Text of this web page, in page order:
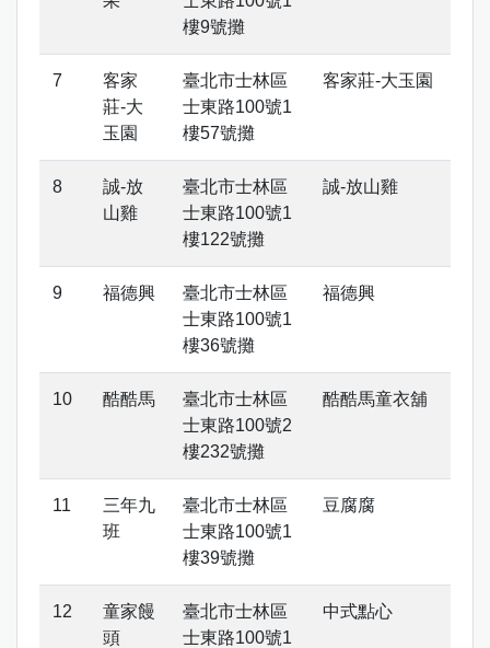
樓9號攤
客家
莊-大
玉園
臺北市士林區
士東路100號1
樓57號攤
客家莊-大玉園
誠-放
山雞
臺北市士林區
士東路100號1
樓122號攤
誠-放山雞
福德興
臺北市士林區
士東路100號1
樓36號攤
福德興
酷酷馬
臺北市士林區
士東路100號2
樓232號攤
酷酷馬童衣舖
三年九
班
臺北市士林區
士東路100號1
樓39號攤
豆腐腐
童家饅
頭
臺北市士林區
士東路100號1
中式點心